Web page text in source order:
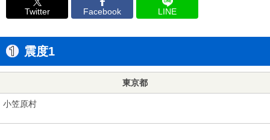
Twitter Facebook LINE
震度1
東京都
小笠原村